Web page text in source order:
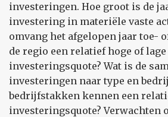
investeringen. Hoe groot is de
investering in materiële vaste
omvang het afgelopen jaar toe-
de regio een relatief hoge of lage
investeringsquote? Wat is de
investeringen naar type en
bedrijfstakken kennen een
investeringsquote? Verwachten